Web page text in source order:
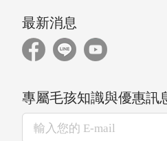
最新消息
專屬毛孩知識與優惠訊